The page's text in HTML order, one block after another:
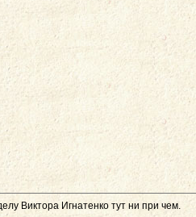
Виктора Игнатенко тут ни при чем.